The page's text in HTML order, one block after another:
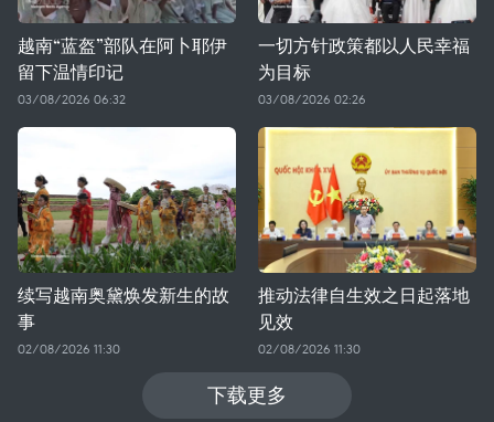
越南“蓝盔”部队在阿卜耶伊
留下温情印记
03/08/2026 06:32
一切方针政策都以人民幸福
为目标
03/08/2026 02:26
续写越南奥黛焕发新生的故
事
02/08/2026 11:30
推动法律自生效之日起落地
见效
02/08/2026 11:30
下载更多